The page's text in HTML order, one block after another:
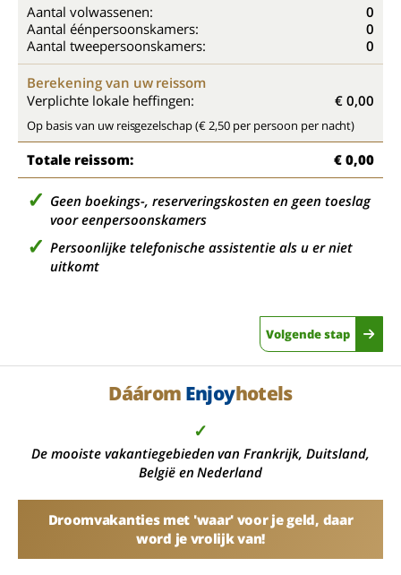
Aantal volwassenen:
0
Aantal éénpersoonskamers:
0
Aantal tweepersoonskamers:
0
Berekening van uw reissom
Verplichte lokale heffingen:
€ 0,00
Op basis van uw reisgezelschap (€ 2,50 per persoon per nacht)
Totale reissom: € 0,00
Geen boekings-, reserveringskosten en geen toeslag
voor eenpersoonskamers
Persoonlijke telefonische assistentie als u er niet
uitkomt
Volgende stap
Dáárom Enjoyhotels
✓
De mooiste vakantiegebieden van Frankrijk, Duitsland,
België en Nederland
Droomvakanties met 'waar' voor je geld, daar
word je vrolijk van!